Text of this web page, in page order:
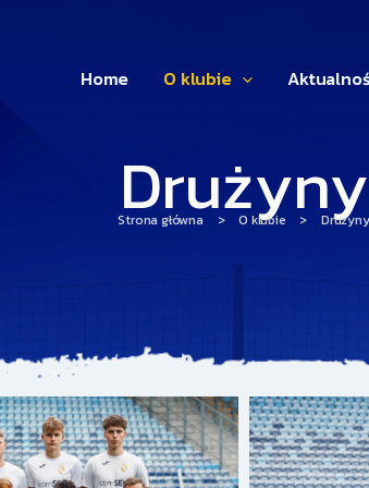
Home O klubie
Drużyny
Strona główna > O klubie > Drużyny
StronaStrona